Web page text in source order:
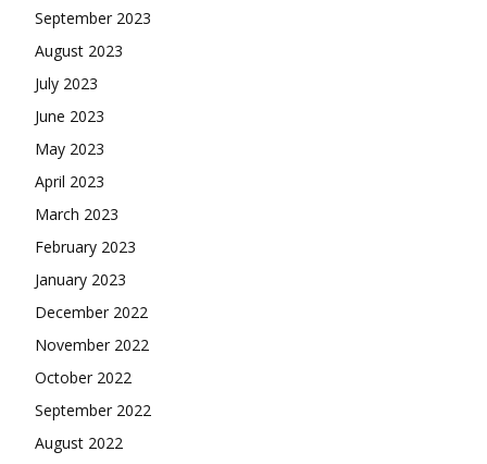
September 2023
August 2023
July 2023
June 2023
May 2023
April 2023
March 2023
February 2023
January 2023
December 2022
November 2022
October 2022
September 2022
August 2022